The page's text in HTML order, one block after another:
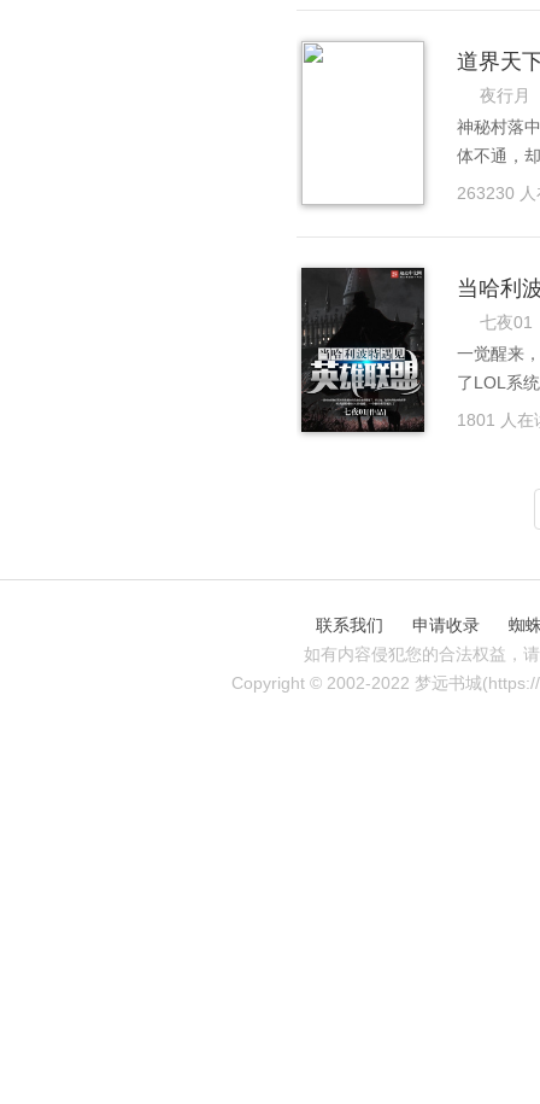
然，这一
成为能够
管教，好
管教队长
的监狱长
脚下！ 人
公……
道界天
夜行月
神秘村落
体不通，
的修道之
263230 人
当哈利
七夜01
一觉醒来
了LOL系
来自霍格
1801 人在
联系我们 申请收录
蜘
如有内容侵犯您的合法权益，
Copyright © 2002-2022 梦远书城